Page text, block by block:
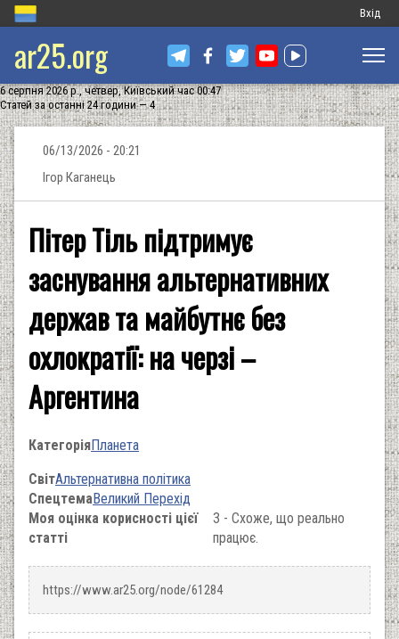
Меню
запису
Вхід
ar25.org
6 серпня 2026 р., четвер, Київський час 00:47
Статей за останні 24 години — 4
06/13/2026 - 20:21
Ігор Каганець
Пітер Тіль підтримує
заснування альтернативних
держав та майбутнє без
охлократії: на черзі –
Аргентина
КатегоріяПланета
СвітАльтернативна політика
СпецтемаВеликий Перехід
Моя оцінка корисності цієї
статті
3 - Схоже, що реально
працює.
https://www.ar25.org/node/61284